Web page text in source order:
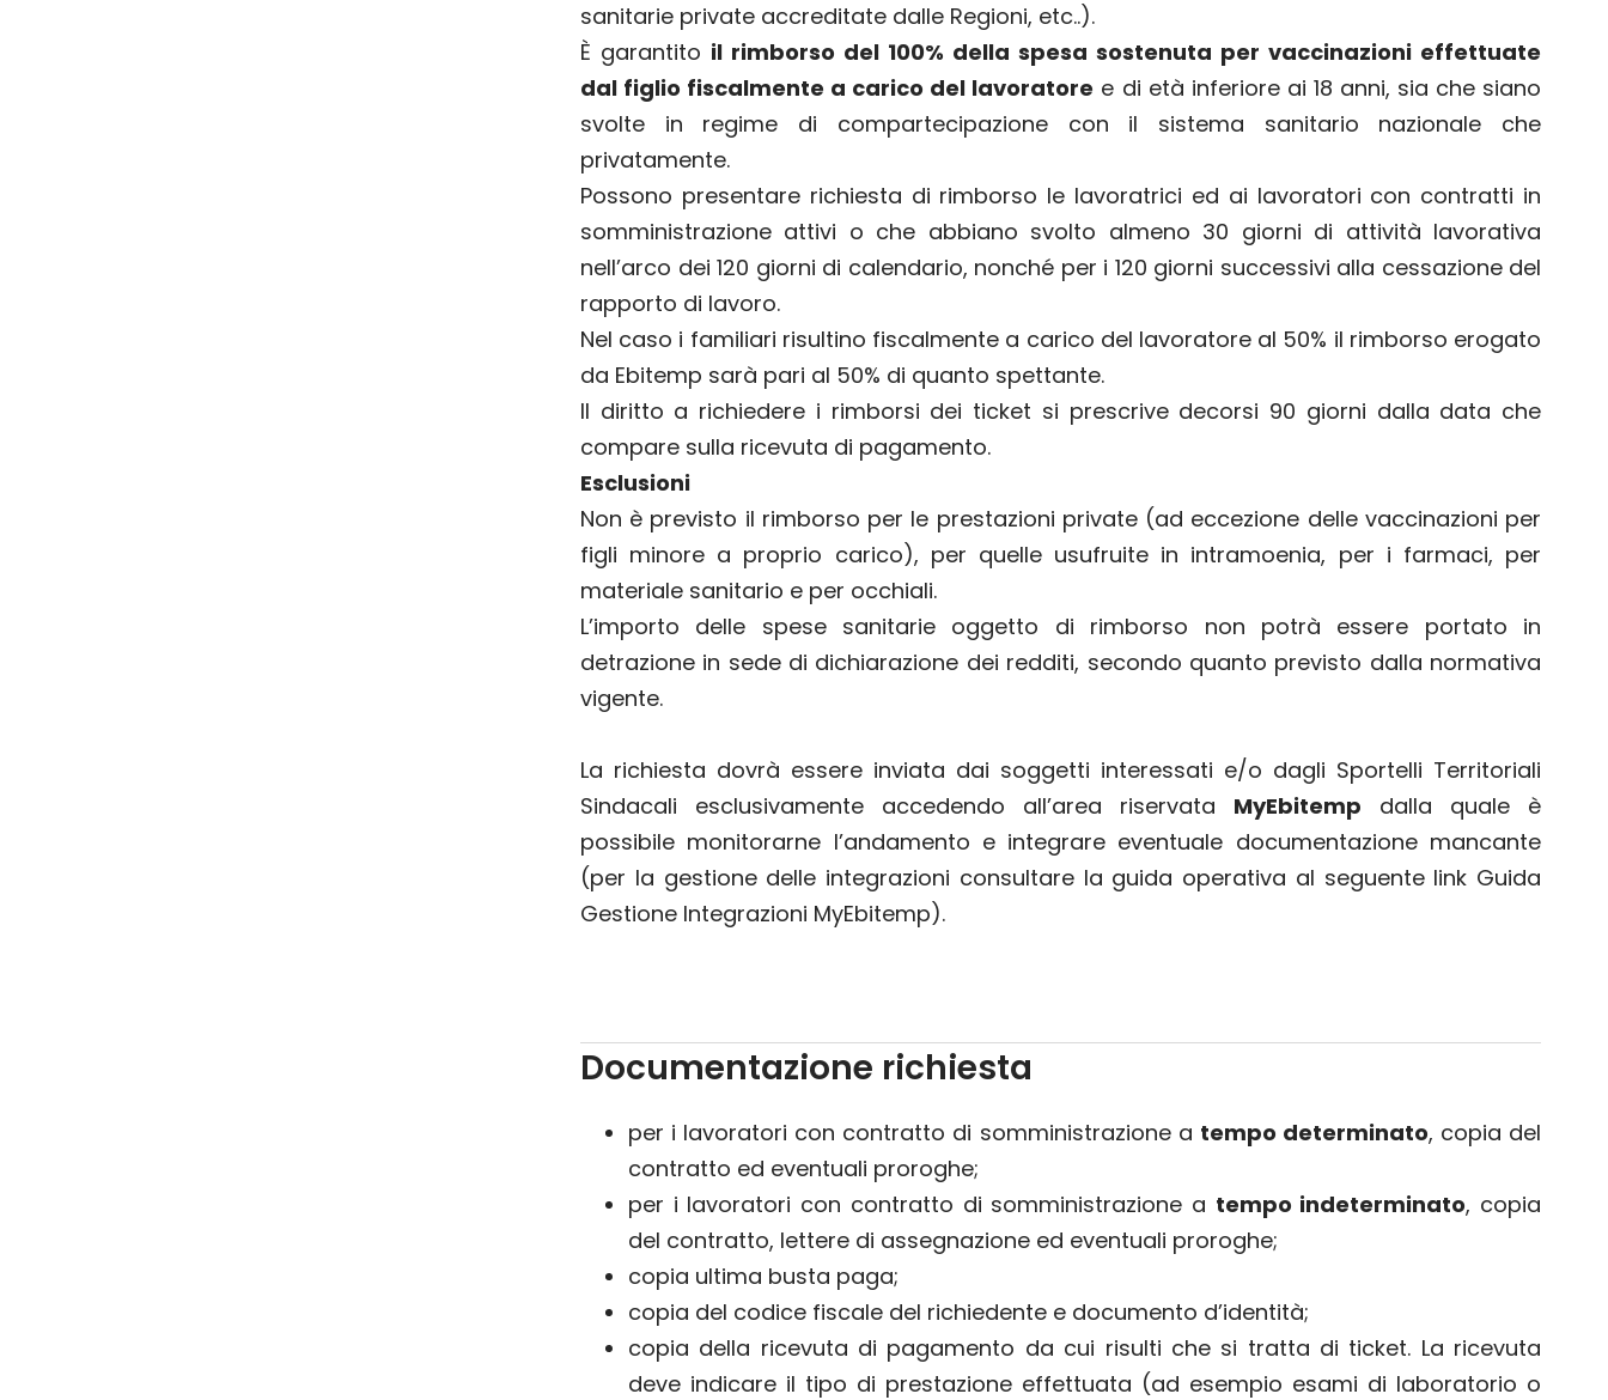
sanitarie private accreditate dalle Regioni, etc..).
È garantito il rimborso del 100% della spesa sostenuta per vaccinazioni effettuate
dal figlio fiscalmente a carico del lavoratore e di età inferiore ai 18 anni, sia che siano
svolte in regime di compartecipazione con il sistema sanitario nazionale che
privatamente.
Possono presentare richiesta di rimborso le lavoratrici ed ai lavoratori con contratti in
somministrazione attivi o che abbiano svolto almeno 30 giorni di attività lavorativa
nell’arco dei 120 giorni di calendario, nonché per i 120 giorni successivi alla cessazione del
rapporto di lavoro.
Nel caso i familiari risultino fiscalmente a carico del lavoratore al 50% il rimborso erogato
da Ebitemp sarà pari al 50% di quanto spettante.
Il diritto a richiedere i rimborsi dei ticket si prescrive decorsi 90 giorni dalla data che
compare sulla ricevuta di pagamento.
Esclusioni
Non è previsto il rimborso per le prestazioni private (ad eccezione delle vaccinazioni per
figli minore a proprio carico), per quelle usufruite in intramoenia, per i farmaci, per
materiale sanitario e per occhiali.
L’importo delle spese sanitarie oggetto di rimborso non potrà essere portato in
detrazione in sede di dichiarazione dei redditi, secondo quanto previsto dalla normativa
vigente.
La richiesta dovrà essere inviata dai soggetti interessati e/o dagli Sportelli Territoriali
Sindacali esclusivamente accedendo all’area riservata MyEbitemp dalla quale è
possibile monitorarne l’andamento e integrare eventuale documentazione mancante
(per la gestione delle integrazioni consultare la guida operativa al seguentelink Guida
Gestione Integrazioni MyEbitemp).
Documentazione richiesta
per i lavoratori con contratto di somministrazione a tempo determinato, copia del
contratto ed eventuali proroghe;
per i lavoratori con contratto di somministrazione a tempo indeterminato, copia
del contratto, lettere di assegnazione ed eventuali proroghe;
copia ultima busta paga;
copia del codice fiscale del richiedente e documento d’identità;
copia della ricevuta di pagamento da cui risulti che si tratta di ticket. La ricevuta
deve indicare il tipo di prestazione effettuata (ad esempio esami di laboratorio o